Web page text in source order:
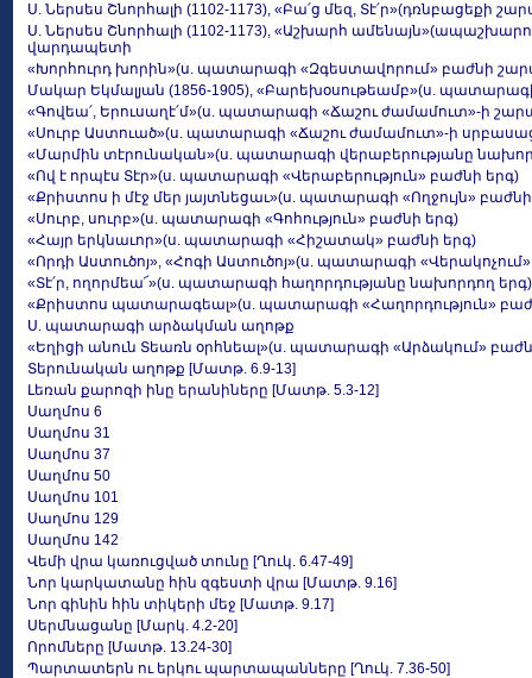
Ս. Ներսես Շնորհալի (1102-1173), «Բա՛ց մեզ, Տէ՛ր»(դռնբացեքի
Ս. Ներսես Շնորհալի (1102-1173), «Աշխարհ
վարդապետի
«Խորհուրդ խորին»(ս. պատարագի «Զգեստավորում» բաժնի
Մակար Եկմալյան (1856-1905), «Բարեխօսութեամբ»(ս.
«Գովեա՛, Երուսաղէ՛մ»(ս. պատարագի «Ճաշու ժամամուտ»-ի
«Սուրբ Աստուած»(ս. պատարագի «Ճաշու ժամամուտ»-ի
«Մարմին տէրունական»(ս. պատարագի վերաբերությանը
«Ով է որպէս Տէր»(ս. պատարագի «Վերաբերություն» բաժնի երգ)
«Քրիստոս ի մէջ մեր յայտնեցաւ»(ս. պատարագի «Ողջույն»
«Սուրբ, սուրբ»(ս. պատարագի «Գոհություն» բաժնի երգ)
«Հայր երկնաւոր»(ս. պատարագի «Հիշատակ» բաժնի երգ)
«Որդի Աստուծոյ», «Հոգի Աստուծոյ»(ս. պատարագի
«Տէ՛ր, ողորմեա՜»(ս. պատարագի հաղորդությանը նախորդող երգ)
«Քրիստոս պատարագեալ»(ս. պատարագի «Հաղորդություն»
Ս. պատարագի արձակման աղոթք
«Եղիցի անուն Տեառն օրհնեալ»(ս. պատարագի «Արձակում»
Տերունական աղոթք [Մատթ. 6.9-13]
Լեռան քարոզի ինը երանիները [Մատթ. 5.3-12]
Սաղմոս 6
Սաղմոս 31
Սաղմոս 37
Սաղմոս 50
Սաղմոս 101
Սաղմոս 129
Սաղմոս 142
Վեմի վրա կառուցված տունը [Ղուկ. 6.47-49]
Նոր կարկատանը հին զգեստի վրա [Մատթ. 9.16]
Նոր գինին հին տիկերի մեջ [Մատթ. 9.17]
Սերմնացանը [Մարկ. 4.2-20]
Որոմները [Մատթ. 13.24-30]
Պարտատերն ու երկու պարտապանները [Ղուկ. 7.36-50]